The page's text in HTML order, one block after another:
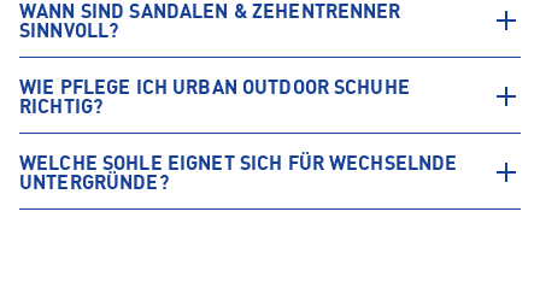
WANN SIND SANDALEN & ZEHENTRENNER
SINNVOLL?
WIE PFLEGE ICH URBAN OUTDOOR SCHUHE
RICHTIG?
WELCHE SOHLE EIGNET SICH FÜR WECHSELNDE
UNTERGRÜNDE?